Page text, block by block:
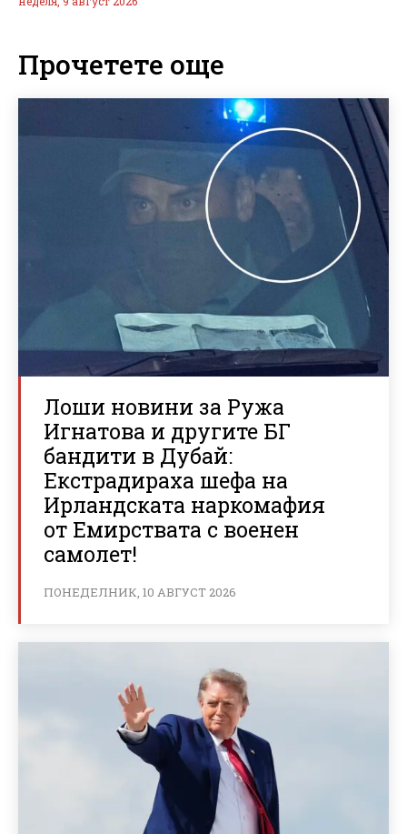
Прочетете още
Лоши новини за Ружа
Игнатова и другите БГ
бандити в Дубай:
Екстрадираха шефа на
Ирландската наркомафия
от Емирствата с военен
самолет!
ПОНЕДЕЛНИК, 10 АВГУСТ 2026